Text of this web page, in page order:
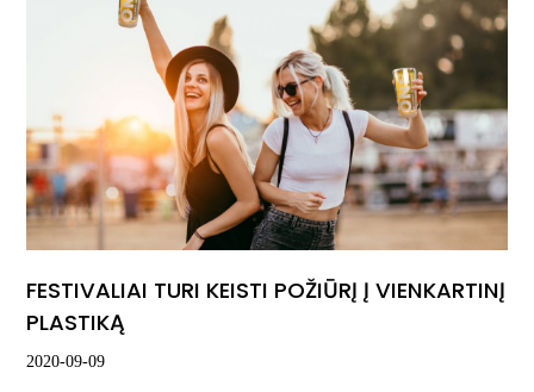
FESTIVALIAI TURI KEISTI POŽIŪRĮ Į VIENKARTINĮ
PLASTIKĄ
2020-09-09